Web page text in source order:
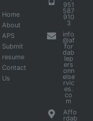
Home
About
APS
Submit
resume
Contact
Us
951
587
910
3
info
@af
for
dab
lep
ers
onn
else
rvic
es.
co
m
Affo
rdab